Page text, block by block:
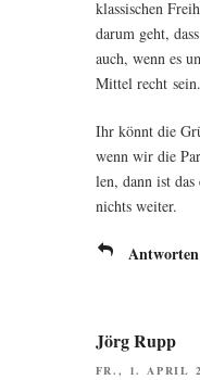
klas­si­schen
dar­um geht,
auch, wenn es
Mit­tel recht sein.
Ihr könnt die
wenn wir die
len, dann ist
nichts weiter.
Antworten
Jörg Rupp
FR., 1. APRIL